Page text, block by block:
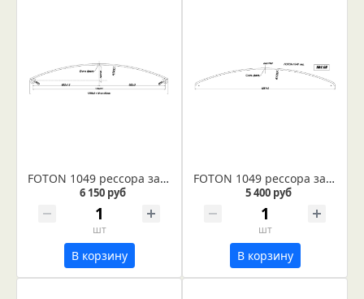
FOTON 1049 рессора задняя лист №1 (коренной) (Арт. IR 04-08-01)
6 150 руб
шт
В корзину
FOTON 1049 рессора задняя лист №2 (подкоренной) (Арт. IR 04-08-02)
5 400 руб
шт
В корзину